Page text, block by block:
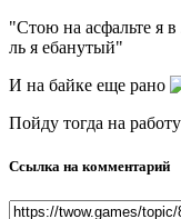
"Стою на асфальте я
ль я ебанутый"
И на байке еще рано
Пойду тогда на работу
Ссылка на комментарий